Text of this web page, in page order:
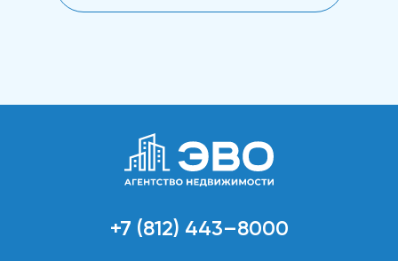
+7 (812) 443–8000